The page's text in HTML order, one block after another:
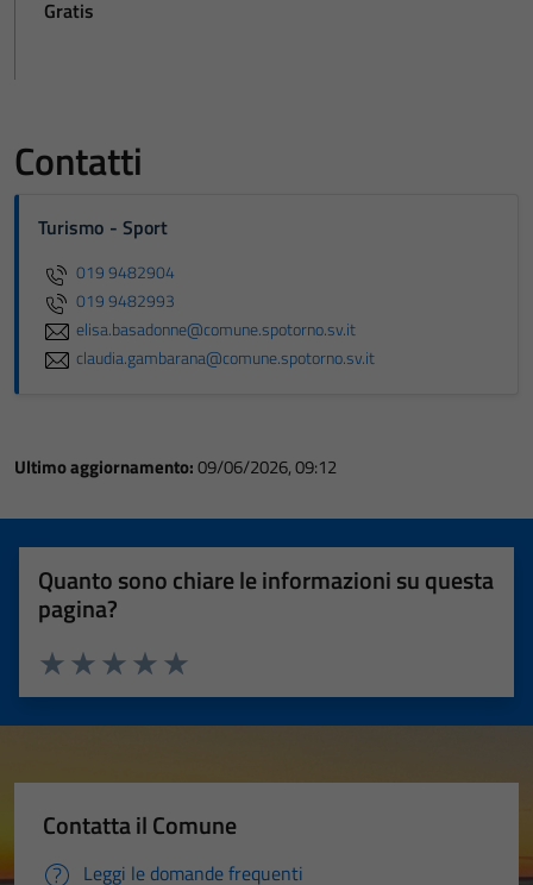
Gratis
Contatti
Turismo - Sport
019 9482904
019 9482993
elisa.basadonne@comune.spotorno.sv.it
claudia.gambarana@comune.spotorno.sv.it
Ultimo aggiornamento:09/06/2026, 09:12
Quanto sono chiare le informazioni su questa
pagina?
Valuta 5 stelle su 5
Valuta 4 stelle su 5
Valuta 3 stelle su 5
Valuta 2 stelle su 5
Valuta 1 stelle su 5
Contatta il Comune
Leggi le domande frequenti